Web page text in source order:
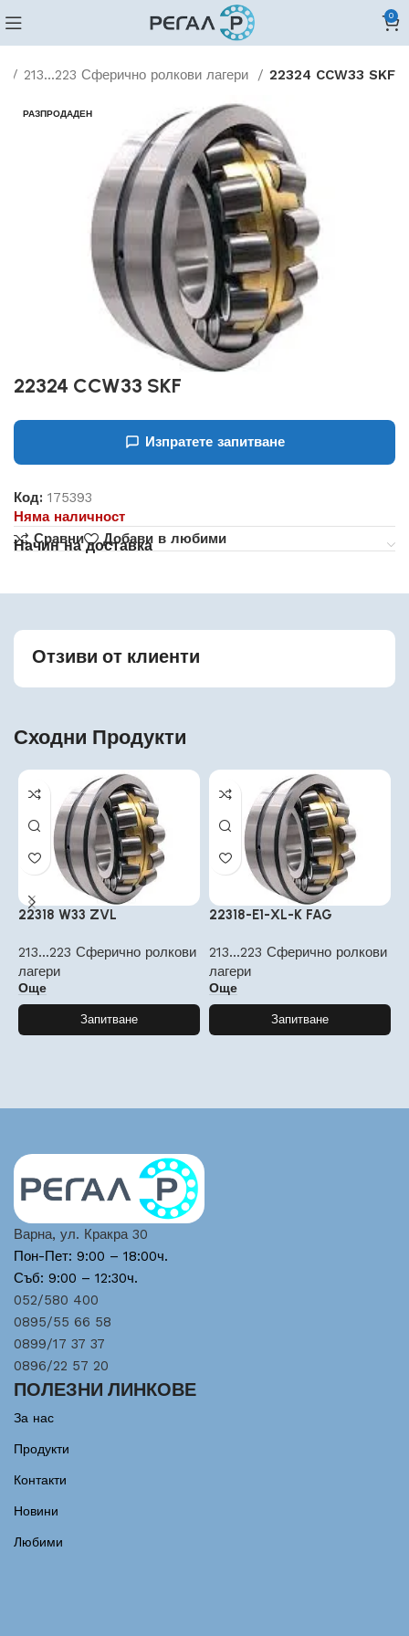
0
213...223 Сферично ролкови лагери 22324 CCW33 SKF
РАЗПРОДАДЕН
22324 CCW33 SKF
Изпратете запитване
Код:175393
Няма наличност
Сравни
Добави в любими
Начин на доставка
Отзиви от клиенти
Сходни Продукти
22318 W33 ZVL
213...223 Сферично ролкови
лагери
Още
Запитване
22318-E1-XL-K FAG
213...223 Сферично ролкови
лагери
Още
Запитване
Варна, ул. Кракра 30
Пон-Пет: 9:00 – 18:00ч.
Съб: 9:00 – 12:30ч.
052/580 400
0895/55 66 58
0899/17 37 37
0896/22 57 20
ПОЛЕЗНИ ЛИНКОВЕ
За нас
Продукти
Контакти
Новини
Любими